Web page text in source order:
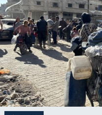
Resmi İlanlar
Rüya Tabirleri
Sağlık
Savunma Sanayi
Seçim 2023